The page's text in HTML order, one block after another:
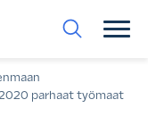
parhaat työmaat